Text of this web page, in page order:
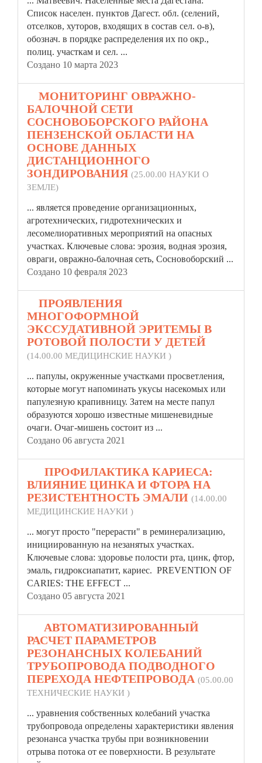
Список населен. пунктов Дагест. обл. (селений,
отселков, хуторов, входящих в состав сел. о-в),
обознач. в порядке распределения их по окр.,
полиц. участкам и сел. ...
Создано 10 марта 2023
МОНИТОРИНГ ОВРАЖНО-
БАЛОЧНОЙ СЕТИ
СОСНОВОБОРСКОГО РАЙОНА
ПЕНЗЕНСКОЙ ОБЛАСТИ НА
ОСНОВЕ ДАННЫХ
ДИСТАНЦИОННОГО
ЗОНДИРОВАНИЯ (25.00.00 НАУКИ О
ЗЕМЛЕ)
... является проведение организационных,
агротехнических, гидротехнических и
лесомелиоративных мероприятий на опасных
участках. Ключевые слова: эрозия, водная эрозия,
овраги, овражно-балочная сеть, Сосновоборский ...
Создано 10 февраля 2023
ПРОЯВЛЕНИЯ
МНОГОФОРМНОЙ
ЭКССУДАТИВНОЙ ЭРИТЕМЫ В
РОТОВОЙ ПОЛОСТИ У ДЕТЕЙ
(14.00.00 МЕДИЦИНСКИЕ НАУКИ )
... папулы, окруженные участками просветления,
которые могут напоминать укусы насекомых или
папулезную крапивницу. Затем на месте папул
образуются хорошо известные мишеневидные
очаги. Очаг-мишень состоит из ...
Создано 06 августа 2021
ПРОФИЛАКТИКА КАРИЕСА:
ВЛИЯНИЕ ЦИНКА И ФТОРА НА
РЕЗИСТЕНТНОСТЬ ЭМАЛИ (14.00.00
МЕДИЦИНСКИЕ НАУКИ )
... могут просто "перерасти" в реминерализацию,
инициированную на незанятых участках.
Ключевые слова: здоровье полости рта, цинк, фтор,
эмаль, гидроксиапатит, кариес. PREVENTION OF
CARIES: THE EFFECT ...
Создано 05 августа 2021
АВТОМАТИЗИРОВАННЫЙ
РАСЧЕТ ПАРАМЕТРОВ
РЕЗОНАНСНЫХ КОЛЕБАНИЙ
ТРУБОПРОВОДА ПОДВОДНОГО
ПЕРЕХОДА НЕФТЕПРОВОДА (05.00.00
ТЕХНИЧЕСКИЕ НАУКИ )
... уравнения собственных колебаний участка
трубопровода определены характеристики явления
резонанса участка трубы при возникновении
отрыва потока от ее поверхности. В результате